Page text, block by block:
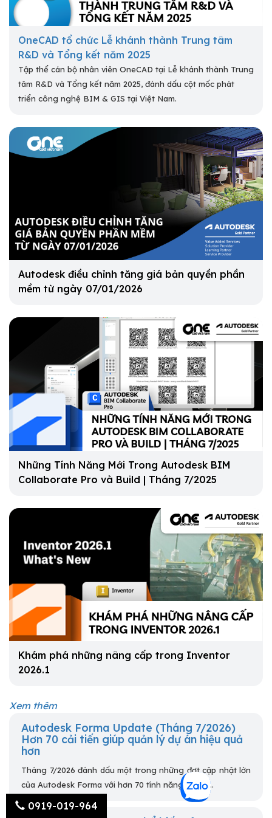
OneCAD tổ chức Lễ khánh thành Trung tâm
R&D và Tổng kết năm 2025
Tập thể cán bộ nhân viên OneCAD tại Lễ khánh thành Trung
tâm R&D và Tổng kết năm 2025, đánh dấu cột mốc phát
triển công nghệ BIM & GIS tại Việt Nam.
Autodesk điều chỉnh tăng giá bản quyền phần
mềm từ ngày 07/01/2026
Những Tính Năng Mới Trong Autodesk BIM
Collaborate Pro và Build | Tháng 7/2025
Khám phá những nâng cấp trong Inventor
2026.1
Xem thêm
Autodesk Forma Update (Tháng 7/2026)
Hơn 70 cải tiến giúp quản lý dự án hiệu quả
hơn
Tháng 7/2026 đánh dấu một trong những đợt cập nhật lớn
của Autodesk Forma với hơn 70 tính năng và cải...
0919-019-964